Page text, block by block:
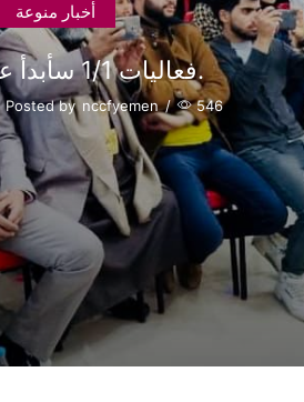
أخبار منوعة
فعاليات 1/1 سأبدأ عامي بخير.
Posted by nccfyemen / 546